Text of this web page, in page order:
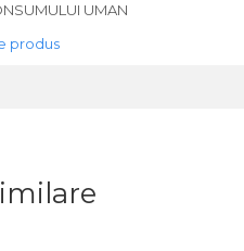
UMAN
produs